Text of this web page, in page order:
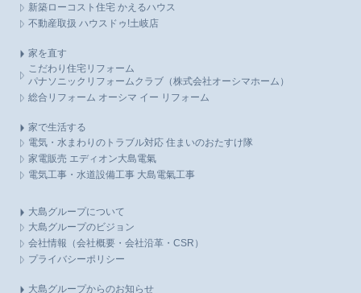
新築ローコスト住宅 かえるハウス
不動産取扱 ハウスドゥ!土岐店
家を直す
こだわり住宅リフォーム
パナソニックリフォームクラブ（株式会社オーシマホーム）
総合リフォーム オーシマ イー リフォーム
家で生活する
電気・水まわりのトラブル対応 住まいのおたすけ隊
家電販売 エディオン大島電氣
電気工事・水道設備工事 大島電氣工事
大島グループについて
大島グループのビジョン
会社情報（会社概要・会社沿革・CSR）
プライバシーポリシー
大島グループからのお知らせ